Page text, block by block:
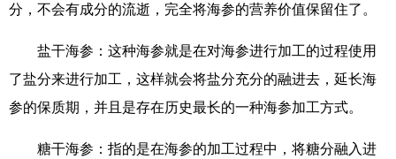
分，不会有成分的流逝，完全将海参的营养价值保留住了。
盐干海参：这种海参就是在对海参进行加工的过程使用
了盐分来进行加工，这样就会将盐分充分的融进去，延长海
参的保质期，并且是存在历史最长的一种海参加工方式。
糖干海参：指的是在海参的加工过程中，将糖分融入进